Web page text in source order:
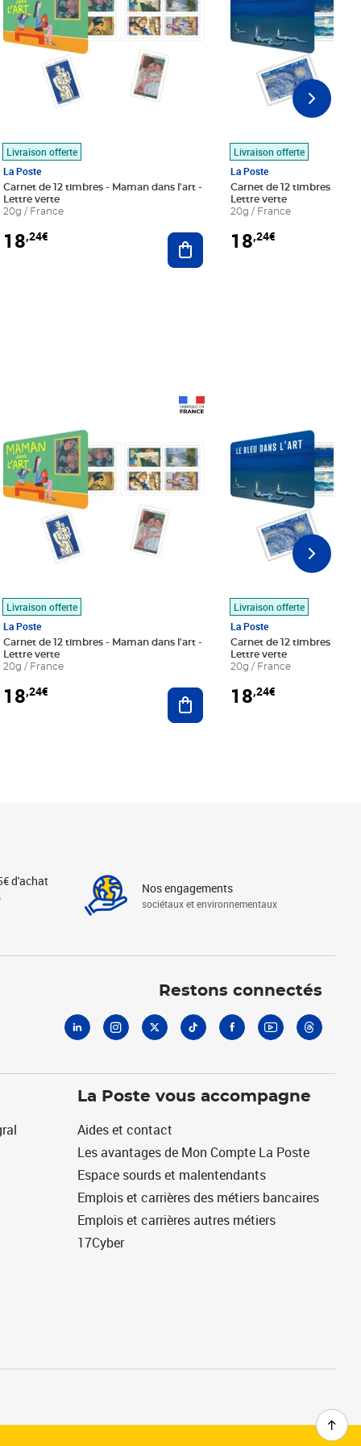
au panier
Livraison offerte
La Poste
Carnet de 12 timbres - Maman dans l'art -
Lettre verte
20g / France
18,24€ Ajouter au panier
Livraison offerte
La Poste
Carnet de 12 timbres - Le
Lettre verte
20g / France
18,24€
au panier
Livraison offerte
La Poste
Carnet de 12 timbres - Maman dans l'art -
Lettre verte
20g / France
18,24€ Ajouter au panier
Livraison offerte
La Poste
Carnet de 12 timbres - Le
Lettre verte
20g / France
18,24€
d'achat Nos engagements
sociétaux et environnementaux
Restons connectés
La Poste vous accompagne
Aides et contact
Les avantages de Mon Compte La Poste
Espace sourds et malentendants
Emplois et carrières des métiers bancaires
Emplois et carrières autres métiers
17Cyber